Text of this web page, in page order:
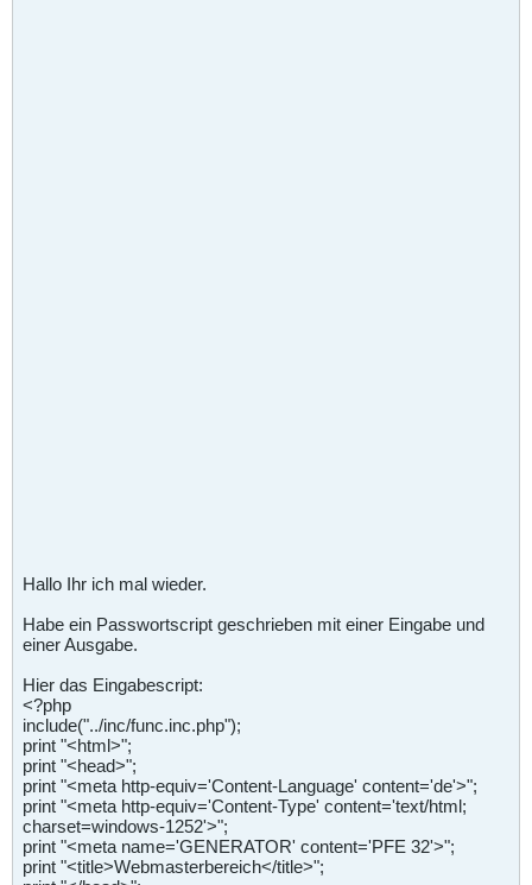
Hallo Ihr ich mal wieder.
Habe ein Passwortscript geschrieben mit einer Eingabe und
einer Ausgabe.
Hier das Eingabescript:
<?php
include("../inc/func.inc.php");
print "<html>";
print "<head>";
print "<meta http-equiv='Content-Language' content='de'>";
print "<meta http-equiv='Content-Type' content='text/html;
charset=windows-1252'>";
print "<meta name='GENERATOR' content='PFE 32'>";
print "<title>Webmasterbereich</title>";